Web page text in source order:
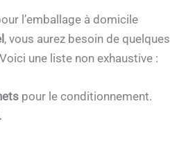
l’emballage à domicile
, vous aurez besoin de quelques
une liste non exhaustive :
pour le conditionnement.